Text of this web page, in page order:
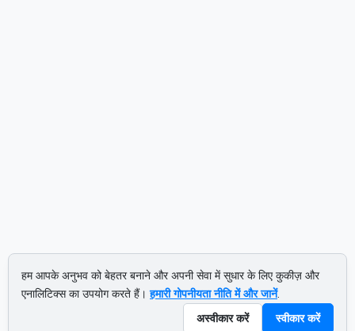
हम आपके अनुभव को बेहतर बनाने और अपनी सेवा में सुधार के लिए कुकीज़ और
एनालिटिक्स का उपयोग करते हैं। हमारी गोपनीयता नीति में और जानें.
अस्वीकार करें
स्वीकार करें